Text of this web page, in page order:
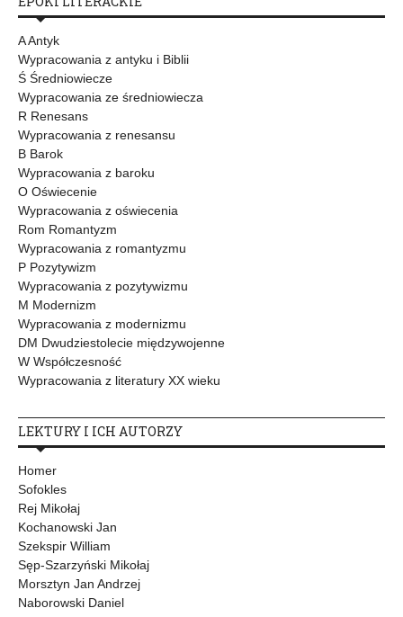
A Antyk
Wypracowania z antyku i Biblii
Ś Średniowiecze
Wypracowania ze średniowiecza
R Renesans
Wypracowania z renesansu
B Barok
Wypracowania z baroku
O Oświecenie
Wypracowania z oświecenia
Rom Romantyzm
Wypracowania z romantyzmu
P Pozytywizm
Wypracowania z pozytywizmu
M Modernizm
Wypracowania z modernizmu
DM Dwudziestolecie międzywojenne
W Współczesność
Wypracowania z literatury XX wieku
LEKTURY I ICH AUTORZY
Homer
Sofokles
Rej Mikołaj
Kochanowski Jan
Szekspir William
Sęp-Szarzyński Mikołaj
Morsztyn Jan Andrzej
Naborowski Daniel